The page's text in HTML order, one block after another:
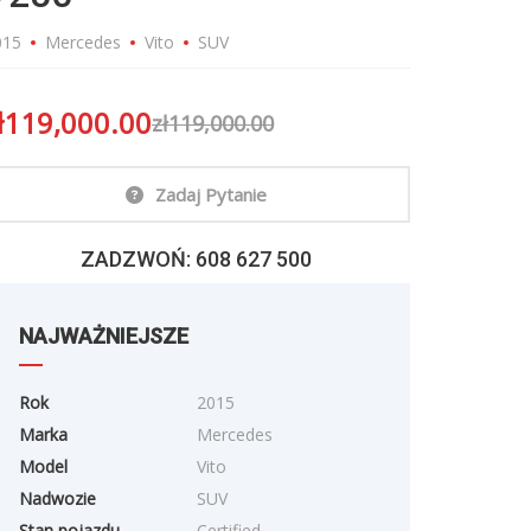
Mercedes Vito SUV
zł119,000.00
119,000.00
Zadaj Pytanie
ZADZWOŃ: 608 627 500
NAJWAŻNIEJSZE
Rok
2015
Marka
Mercedes
Model
Vito
Nadwozie
SUV